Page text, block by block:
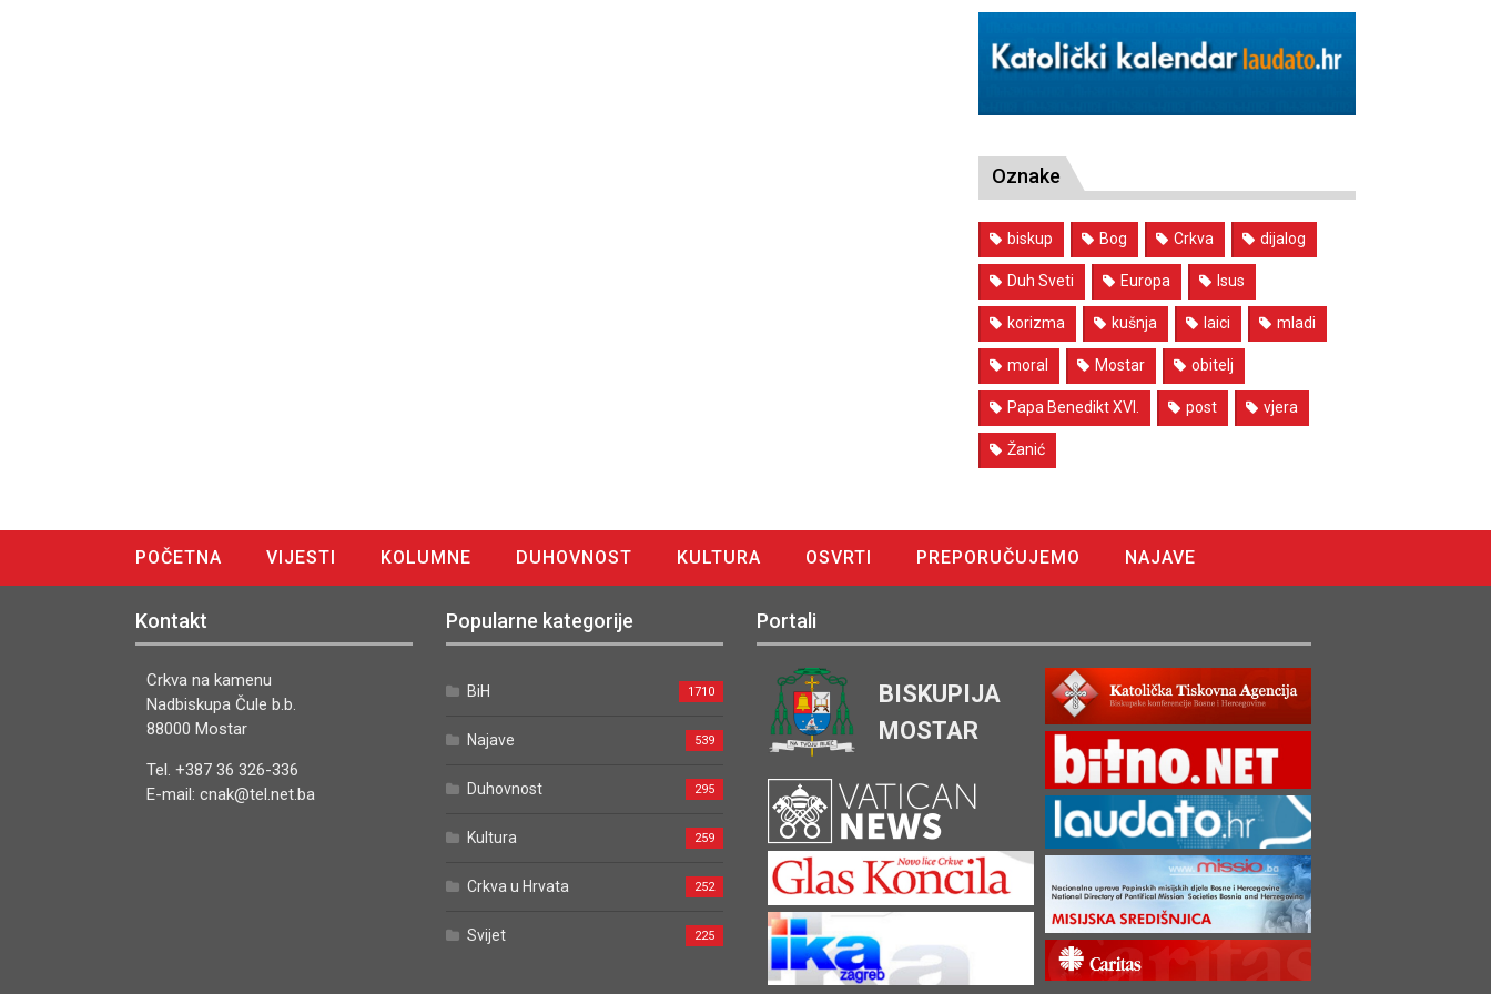
Oznake
biskup Bog Crkva dijalog
Duh Sveti Europa Isus
korizma kušnja laici mladi
moral Mostar obitelj
Papa Benedikt XVI. post vjera
Žanić
POČETNA VIJESTI KOLUMNE DUHOVNOST KULTURA OSVRTI PREPORUČUJEMO
NAJAVE
Kontakt
Crkva na kamenu
Nadbiskupa Čule b.b.
88000 Mostar
Tel. +387 36 326-336
E-mail: cnak@tel.net.ba
Popularne kategorije
BiH 1710
Najave 539
Duhovnost 295
Kultura 259
Crkva u Hrvata 252
Svijet 225
Portali
BISKUPIJA
MOSTAR